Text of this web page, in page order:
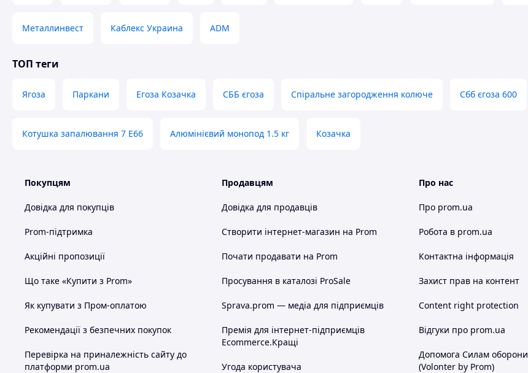
Металлинвест Каблекс Украина ADM
ТОП теги
Ягоза Паркани Егоза Козачка СББ єгоза Спіральне загородження колюче Сбб єгоза 600
Котушка запалювання 7 Е66 Алюмінієвий монопод 1.5 кг Козачка
Покупцям
Довідка для покупців
Prom-підтримка
Акційні пропозиції
Що таке «Купити з Prom»
Як купувати з Пром-оплатою
Рекомендації з безпечних покупок
Перевірка на приналежність сайту до
платформи prom.ua
Продавцям
Довідка для продавців
Створити інтернет-магазин на Prom
Почати продавати на Prom
Просування в каталозі ProSale
Sprava.prom — медіа для підприємців
Премія для інтернет-підприємців
Ecommerce.Кращі
Угода користувача
Про нас
Про prom.ua
Робота в prom.ua
Контактна інформація
Захист прав на контент
Content right protection
Відгуки про prom.ua
Допомога Силам оборони
(Volonter by Prom)